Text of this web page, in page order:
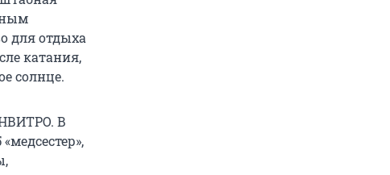
для отдыха
катания,
солнце.
В